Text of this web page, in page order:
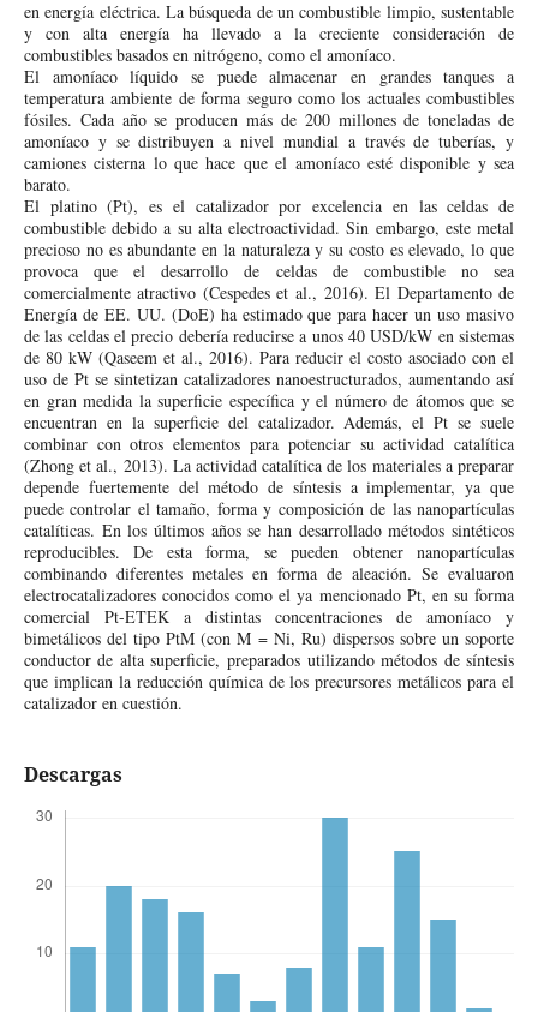
en energía eléctrica. La búsqueda de un combustible limpio, sustentable
y con alta energía ha llevado a la creciente consideración de
combustibles basados en nitrógeno, como el amoníaco.
El amoníaco líquido se puede almacenar en grandes tanques a
temperatura ambiente de forma seguro como los actuales combustibles
fósiles. Cada año se producen más de 200 millones de toneladas de
amoníaco y se distribuyen a nivel mundial a través de tuberías, y
camiones cisterna lo que hace que el amoníaco esté disponible y sea
barato.
El platino (Pt), es el catalizador por excelencia en las celdas de
combustible debido a su alta electroactividad. Sin embargo, este metal
precioso no es abundante en la naturaleza y su costo es elevado, lo que
provoca que el desarrollo de celdas de combustible no sea
comercialmente atractivo (Cespedes et al., 2016). El Departamento de
Energía de EE. UU. (DoE) ha estimado que para hacer un uso masivo
de las celdas el precio debería reducirse a unos 40 USD/kW en sistemas
de 80 kW (Qaseem et al., 2016). Para reducir el costo asociado con el
uso de Pt se sintetizan catalizadores nanoestructurados, aumentando así
en gran medida la superficie específica y el número de átomos que se
encuentran en la superficie del catalizador. Además, el Pt se suele
combinar con otros elementos para potenciar su actividad catalítica
(Zhong et al., 2013). La actividad catalítica de los materiales a preparar
depende fuertemente del método de síntesis a implementar, ya que
puede controlar el tamaño, forma y composición de las nanopartículas
catalíticas. En los últimos años se han desarrollado métodos sintéticos
reproducibles. De esta forma, se pueden obtener nanopartículas
combinando diferentes metales en forma de aleación. Se evaluaron
electrocatalizadores conocidos como el ya mencionado Pt, en su forma
comercial Pt-ETEK a distintas concentraciones de amoníaco y
bimetálicos del tipo PtM (con M = Ni, Ru) dispersos sobre un soporte
conductor de alta superficie, preparados utilizando métodos de síntesis
que implican la reducción química de los precursores metálicos para el
catalizador en cuestión.
Descargas